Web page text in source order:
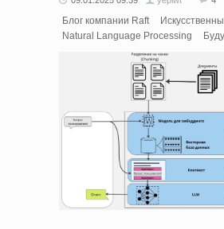
Блог компании Raft
Natural Language Processing